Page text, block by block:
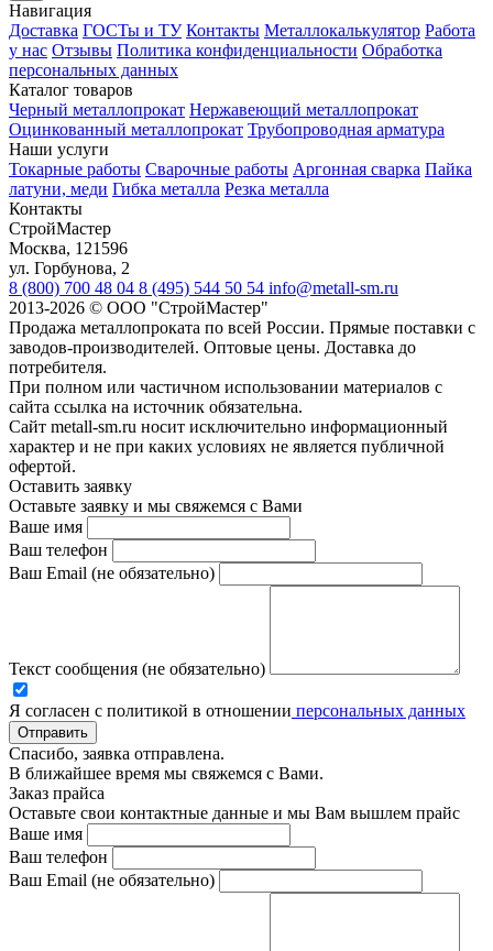
Навигация
Доставка ГОСТы и ТУ Контакты Металлокалькулятор Работа
у нас Отзывы Политика конфиденциальности Обработка
персональных данных
Каталог товаров
Черный металлопрокат Нержавеющий металлопрокат
Оцинкованный металлопрокат Трубопроводная арматура
Наши услуги
Токарные работы Сварочные работы Аргонная сварка Пайка
латуни, меди Гибка металла Резка металла
Контакты
СтройМастер
Москва, 121596
ул. Горбунова, 2
8 (800) 700 48 04 8 (495) 544 50 54 info@metall-sm.ru
2013-2026 © ООО "СтройМастер"
Продажа металлопроката по всей России. Прямые поставки с
заводов-производителей. Оптовые цены. Доставка до
потребителя.
При полном или частичном использовании материалов с
сайта ссылка на источник обязательна.
Сайт metall-sm.ru носит исключительно информационный
характер и не при каких условиях не является публичной
офертой.
Оставить заявку
Оставьте заявку и мы свяжемся с Вами
Ваше имя
Ваш телефон
Ваш Email (не обязательно)
Текст сообщения (не обязательно)
Я согласен с политикой в отношении персональных данных
Отправить
Спасибо, заявка отправлена.
В ближайшее время мы свяжемся с Вами.
Заказ прайса
Оставьте свои контактные данные и мы Вам вышлем прайс
Ваше имя
Ваш телефон
Ваш Email (не обязательно)